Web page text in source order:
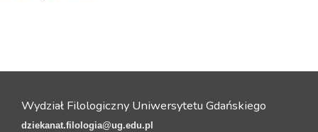
Wydział Filologiczny Uniwersytetu Gdańskiego
dziekanat.filologia@ug.edu.pl